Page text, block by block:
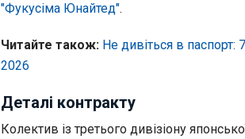
"Фукусіма Юнайтед".
Читайте також: Не дивіться в паспорт:
2026
Деталі контракту
Колектив із третього дивізіону